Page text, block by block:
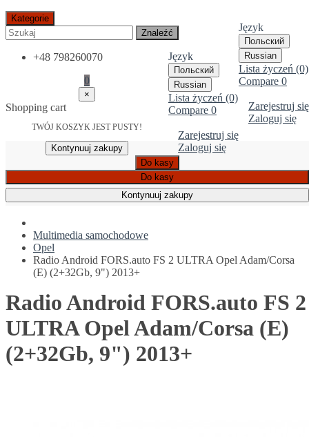
Język
Польский
Russian
Lista życzeń (0)
Compare 0
Zarejestruj się
Zaloguj się
Kategorie
Znaleźć
Język
Польский
Russian
Lista życzeń (0)
Compare 0
Zarejestruj się
Zaloguj się
+48 798260070
0
×
Shopping cart
TWÓJ KOSZYK JEST PUSTY!
Kontynuuj zakupy
Do kasy
Do kasy
Kontynuuj zakupy
Multimedia samochodowe
Opel
Radio Android FORS.auto FS 2 ULTRA Opel Adam/Corsa
(E) (2+32Gb, 9") 2013+
Radio Android FORS.auto FS 2
ULTRA Opel Adam/Corsa (E)
(2+32Gb, 9") 2013+